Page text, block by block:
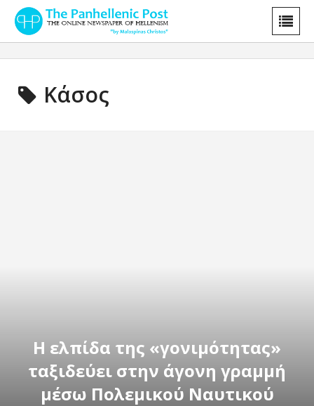
Κάσος
Η ελπίδα της «γονιμότητας»
ταξιδεύει στην άγονη γραμμή
μέσω Πολεμικού Ναυτικού